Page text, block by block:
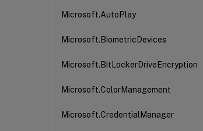
Microsoft.AutoPlay
Microsoft.BiometricDevices
Microsoft.BitLockerDriveEncryption
Microsoft.ColorManagement
Microsoft.CredentialManager